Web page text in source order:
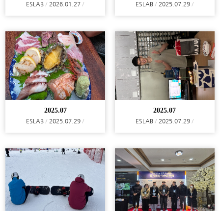
ESLAB 2026.01.27 ESLAB 2025.07.29
2025.07
ESLAB 2025.07.29
2025.07
ESLAB 2025.07.29